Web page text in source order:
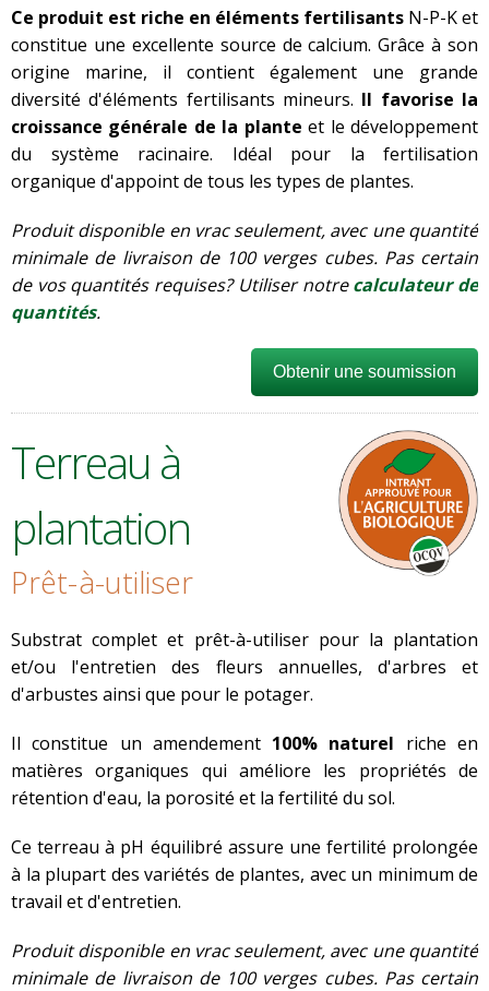
Ce produit est riche en éléments fertilisants N-P-K et
constitue une excellente source de calcium. Grâce à son
origine marine, il contient également une grande
diversité d'éléments fertilisants mineurs. Il favorise la
croissance générale de la plante et le développement
du système racinaire. Idéal pour la fertilisation
organique d'appoint de tous les types de plantes.
Produit disponible en vrac seulement, avec une quantité
minimale de livraison de 100 verges cubes. Pas certain
de vos quantités requises? Utiliser notrecalculateur de
quantités.
Obtenir une soumission
Terreau à
plantation
Prêt-à-utiliser
Substrat complet et prêt-à-utiliser pour la plantation
et/ou l'entretien des fleurs annuelles, d'arbres et
d'arbustes ainsi que pour le potager.
Il constitue un amendement 100% naturel riche en
matières organiques qui améliore les propriétés de
rétention d'eau, la porosité et la fertilité du sol.
Ce terreau à pH équilibré assure une fertilité prolongée
à la plupart des variétés de plantes, avec un minimum de
travail et d'entretien.
Produit disponible en vrac seulement, avec une quantité
minimale de livraison de 100 verges cubes. Pas certain